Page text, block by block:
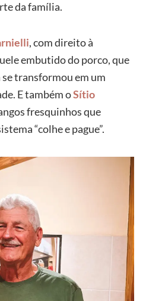
da família.
, com direito à
embutido do porco, que
transformou em um
E também oSítio
fresquinhos que
“colhe e pague”.